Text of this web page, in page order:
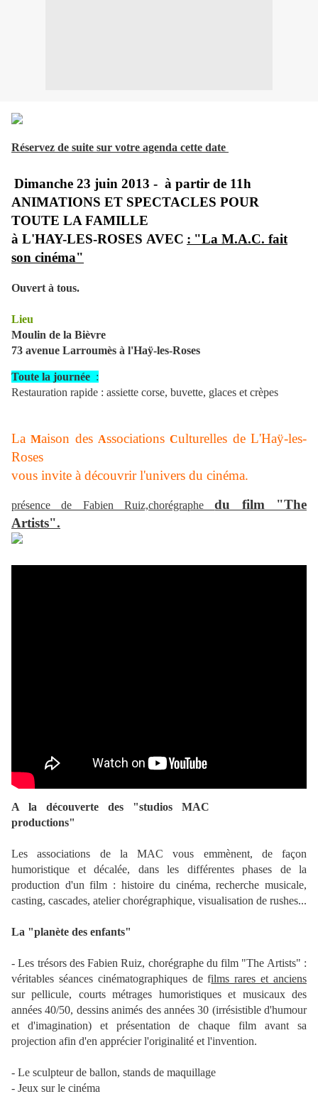
Réservez de suite sur votre agenda cette date
Dimanche 23 juin 2013 - à partir de 11h
ANIMATIONS ET SPECTACLES POUR
TOUTE LA FAMILLE
à L'HAY-LES-ROSES AVEC : "La M.A.C. fait
son cinéma"
Ouvert à tous.
Lieu
Moulin de la Bièvre
73 avenue Larroumès à l'Haÿ-les-Roses
Toute la journée :
Restauration rapide : assiette corse, buvette, glaces et crèpes
La Maison des Associations Culturelles de L'Haÿ-les-
Roses
vous invite à découvrir l'univers du cinéma.
présence de Fabien Ruiz,chorégraphedu film "The
Artists".
A la découverte des "studios MAC
productions"
Les associations de la MAC vous emmènent, de façon
humoristique et décalée, dans les différentes phases de la
production d'un film : histoire du cinéma, recherche musicale,
casting, cascades, atelier chorégraphique, visualisation de rushes...
La "planète des enfants"
- Les trésors des Fabien Ruiz, chorégraphe du film "The Artists" :
véritables séances cinématographiques de films rares et anciens
sur pellicule, courts métrages humoristiques et musicaux des
années 40/50, dessins animés des années 30 (irrésistible d'humour
et d'imagination) et présentation de chaque film avant sa
projection afin d'en apprécier l'originalité et l'invention.
- Le sculpteur de ballon, stands de maquillage
- Jeux sur le cinéma